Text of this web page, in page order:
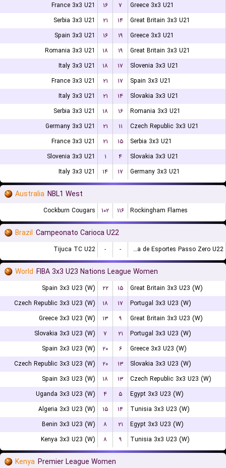
France 3x3 U21
۱۶ ۷
Greece 3x3 U21
Serbia 3x3 U21
۲۱ ۱۴
Great Britain 3x3 U21
Spain 3x3 U21
۱۶ ۱۹
Greece 3x3 U21
Romania 3x3 U21
۱۸ ۱۹
Great Britain 3x3 U21
Italy 3x3 U21
۱۸ ۱۷
Slovenia 3x3 U21
France 3x3 U21
۲۱ ۱۷
Spain 3x3 U21
Italy 3x3 U21
۲۱ ۱۴
Slovakia 3x3 U21
Serbia 3x3 U21
۱۸ ۱۶
Romania 3x3 U21
Germany 3x3 U21
۲۱ ۱۱
Czech Republic 3x3 U21
France 3x3 U21
۲۱ ۱۵
Serbia 3x3 U21
Slovenia 3x3 U21
۱ ۴
Slovakia 3x3 U21
Italy 3x3 U21
۱۴ ۱۷ Germany 3x3 U21
Australia NBL1 West
Cockburn Cougars ۱۰۲ ۱۱۶ Rockingham Flames
Brazil Campeonato Carioca U22
Tijuca TC U22 - - Escolinha de Esportes Passo Zero U22
World FIBA 3x3 U23 Nations League Women
Spain 3x3 U23 (W) ۲۲ ۱۵
Great Britain 3x3 U23 (W)
Czech Republic 3x3 U23 (W)
۱۸ ۱۷
Portugal 3x3 U23 (W)
Greece 3x3 U23 (W)
۱۳ ۹
Great Britain 3x3 U23 (W)
Slovakia 3x3 U23 (W)
۷ ۲۱
Portugal 3x3 U23 (W)
Spain 3x3 U23 (W)
۲۰ ۶
Greece 3x3 U23 (W)
Czech Republic 3x3 U23 (W)
۲۰ ۱۳
Slovakia 3x3 U23 (W)
Spain 3x3 U23 (W)
۱۸ ۱۳
Czech Republic 3x3 U23 (W)
Uganda 3x3 U23 (W)
۴ ۵
Egypt 3x3 U23 (W)
Algeria 3x3 U23 (W)
۱۵ ۱۴
Tunisia 3x3 U23 (W)
Benin 3x3 U23 (W)
۸ ۲۱
Egypt 3x3 U23 (W)
Kenya 3x3 U23 (W)
۸ ۹ Tunisia 3x3 U23 (W)
Kenya Premier League Women